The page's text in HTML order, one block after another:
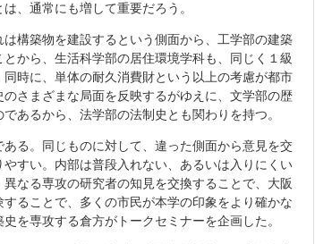
、通常にも増して重要だろう。
構築物を建設するという側面から、工学部の建築
から、生活科学部の居住環境学科も、同じく１級
時に、単体の耐久消費財という以上の考慮が都市
さまざまな局面を反映するがゆえに、文学部の歴
あるから、法学部の法制史とも関わりを持つ。
る。同じものに対して、違った側面から意見を交
すい。内部は普段入れない、あるいは入りにくい
なる専攻の研究者の知見を交換することで、大阪
ることで、多くの市民が本学の印象をより確かな
を専攻する倉方がトークセミナーを企画した。